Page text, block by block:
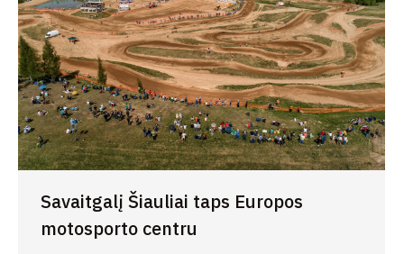
Savaitgalį Šiauliai taps Europos
motosporto centru